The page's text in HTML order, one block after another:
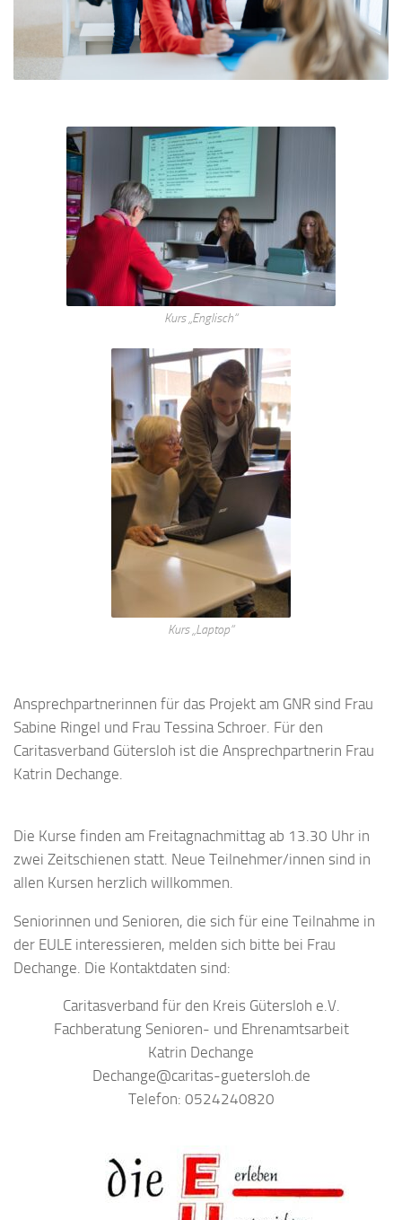
Kurs „Englisch“
Kurs „Laptop“
Ansprechpartnerinnen für das Projekt am GNR sind Frau
Sabine Ringel und Frau Tessina Schroer. Für den
Caritasverband Gütersloh ist die Ansprechpartnerin Frau
Katrin Dechange.
Die Kurse finden am Freitagnachmittag ab 13.30 Uhr in
zwei Zeitschienen statt. Neue Teilnehmer/innen sind in
allen Kursen herzlich willkommen.
Seniorinnen und Senioren, die sich für eine Teilnahme in
der EULE interessieren, melden sich bitte bei Frau
Dechange. Die Kontaktdaten sind:
Caritasverband für den Kreis Gütersloh e.V.
Fachberatung Senioren- und Ehrenamtsarbeit
Katrin Dechange
Dechange@caritas-guetersloh.de
Telefon: 0524240820